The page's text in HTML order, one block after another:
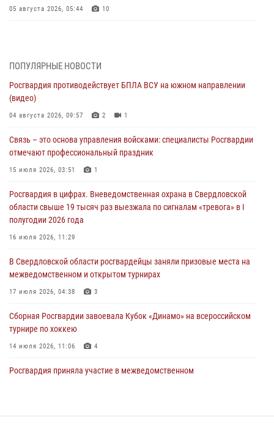
05 августа 2026, 05:44 10
04 августа 2026, 09:57 2
Росгвардия приняла участие в обеспечении безопасности Дня
города в Екатеринбурге
03 августа 2026, 07:43 3
Росгвардия приняла участие в межведомственном
антитеррористическом учении в Свердловской области
31 июля 2026, 12:27 1
Росгвардия обеспечивает безопасность граждан на южном
направлении
31 июля 2026, 06:56
рассказал об итогах работы подразделения в эфире телекомпании
«Телекон»
30 июля 2026, 11:33 1
ПОПУЛЯРНЫЕ НОВОСТИ
Росгвардия противодействует БПЛА ВСУ на южном направлении
(видео)
04 августа 2026, 09:57 2 1
Связь – это основа управления войсками: специалисты Росгвардии
отмечают профессиональный праздник
15 июля 2026, 03:51 1
Росгвардия в цифрах. Вневедомственная охрана в Свердловской
области свыше 19 тысяч раз выезжала по сигналам «тревога» в I
полугодии 2026 года
16 июля 2026, 11:29
В Свердловской области росгвардейцы заняли призовые места на
межведомственном и открытом турнирах
17 июля 2026, 04:38 3
Сборная Росгвардии завоевала Кубок «Динамо» на всероссийском
турнире по хоккею
14 июля 2026, 11:06 4
Росгвардия приняла участие в межведомственном